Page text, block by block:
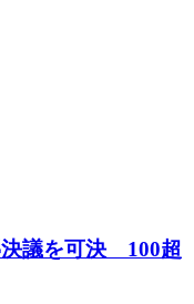
議を可決 100超